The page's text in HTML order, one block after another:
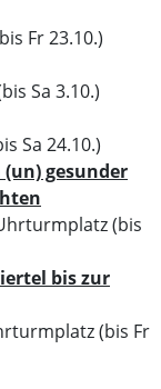
Fr 23.10.)
Sa 3.10.)
Sa 24.10.)
gesunder
(bis
bis zur
(bis Fr